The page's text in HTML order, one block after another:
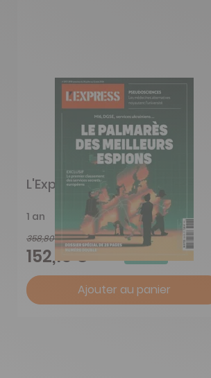
L'Express
1 an
358,80 €
152,15 € -58%
Ajouter au panier